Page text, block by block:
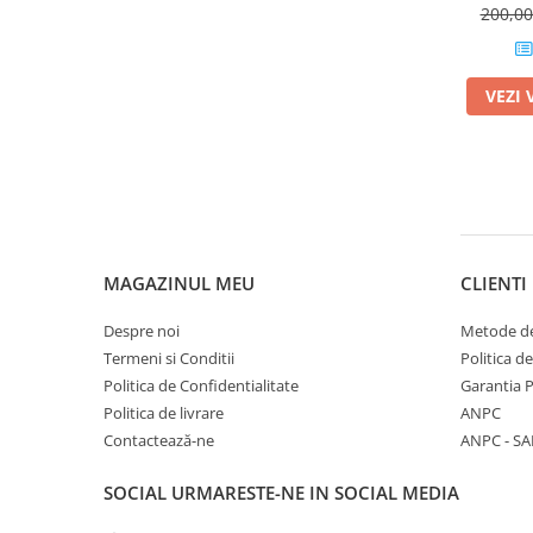
VEZI
MAGAZINUL MEU
Despre noi
Termeni si Conditii
Politica de Confidentialitate
Politica de livrare
Contactează-ne
CLIENTI
Metode
Politica
Garantia
ANPC
ANPC -
SOCIAL URMARESTE-NE IN SOCIAL MEDIA